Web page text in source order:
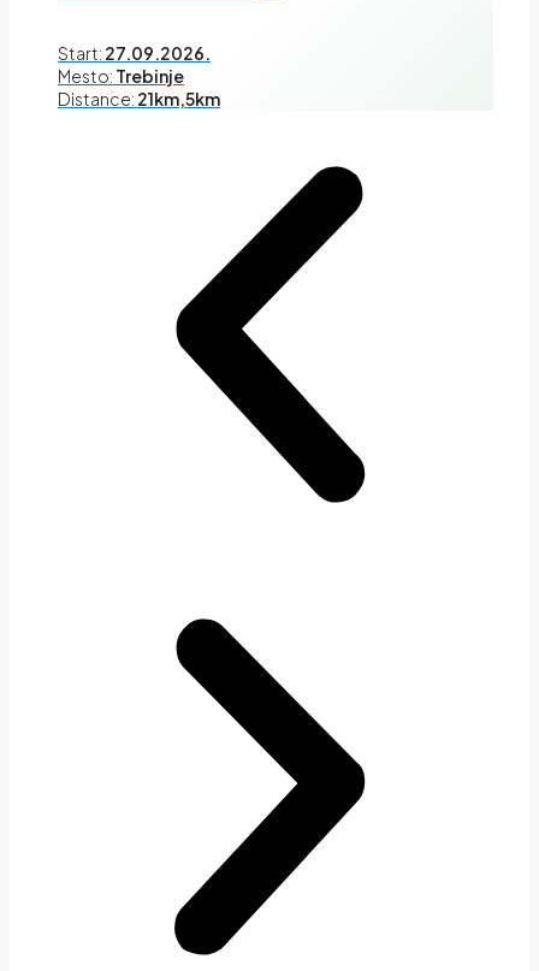
Start: 27.09.2026.
Mesto: Trebinje
Distance: 21km,5km